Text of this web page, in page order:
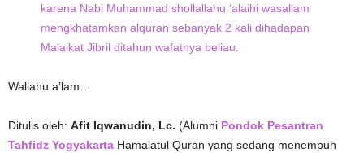
karena Nabi Muhammad shollallahu ‘alaihi wasallam
mengkhatamkan alquran sebanyak 2 kali dihadapan
Malaikat Jibril ditahun wafatnya beliau.
Wallahu a’lam…
Ditulis oleh: Afit Iqwanudin, Lc. (Alumni Pondok Pesantran
Tahfidz Yogyakarta Hamalatul Quran yang sedang menempuh